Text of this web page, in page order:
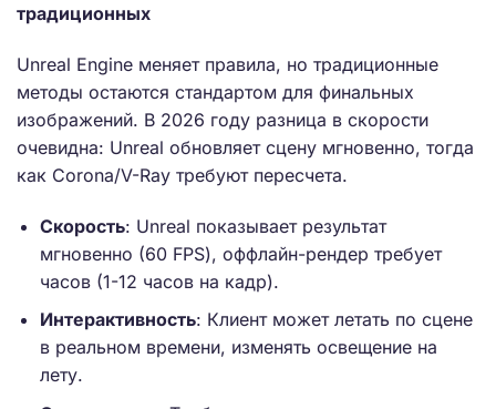
традиционных
Unreal Engine меняет правила, но традиционные
методы остаются стандартом для финальных
изображений. В 2026 году разница в скорости
очевидна: Unreal обновляет сцену мгновенно, тогда
как Corona/V-Ray требуют пересчета.
Скорость: Unreal показывает результат
мгновенно (60 FPS), оффлайн-рендер требует
часов (1-12 часов на кадр).
Интерактивность: Клиент может летать по сцене
в реальном времени, изменять освещение на
лету.